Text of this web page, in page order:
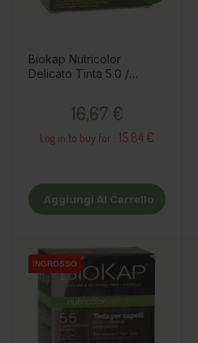
Biokap Nutricolor
Delicato Tinta 5.0 /
16,67 €
Log in to buy for : 15.84 €
Aggiungi Al Carrello
INGROSSO
INGROSSO
INGROSSO